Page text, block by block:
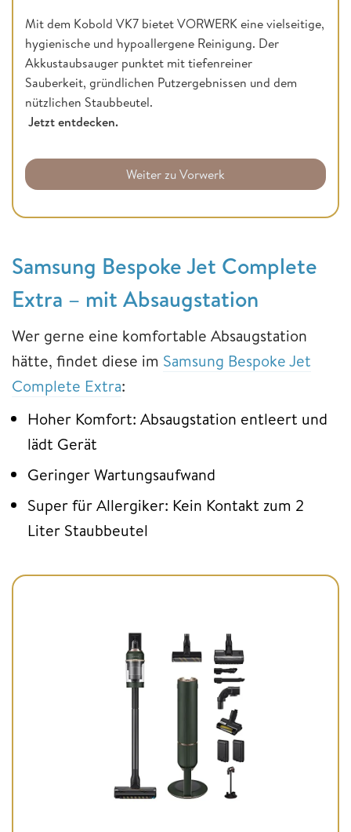
Mit dem Kobold VK7 bietet VORWERK eine vielseitige,
hygienische und hypoallergene Reinigung. Der
Akkustaubsauger punktet mit tiefenreiner
Sauberkeit, gründlichen Putzergebnissen und dem
nützlichen Staubbeutel.
Jetzt entdecken.
Weiter zu Vorwerk
Samsung Bespoke Jet Complete
Extra – mit Absaugstation
Wer gerne eine komfortable Absaugstation
hätte, findet diese im Samsung Bespoke Jet
Complete Extra:
Hoher Komfort: Absaugstation entleert und
lädt Gerät
Geringer Wartungsaufwand
Super für Allergiker: Kein Kontakt zum 2
Liter Staubbeutel